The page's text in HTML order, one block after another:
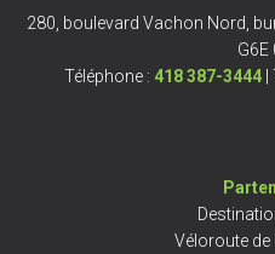
280, boulevard Vachon Nord,
G6E
Téléphone : 418 387-3444
Véloroute de